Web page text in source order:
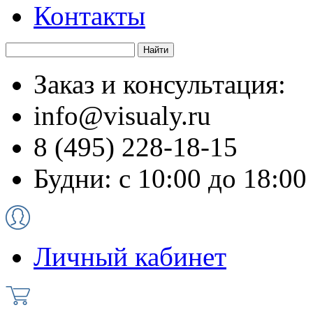
Контакты
Заказ и консультация:
info@visualy.ru
8 (495) 228-18-15
Будни: с 10:00 до 18:00
Личный кабинет